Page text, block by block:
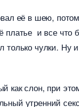
её в шею,
платье и все что
только чулки. Ну
как слон, при
утренний